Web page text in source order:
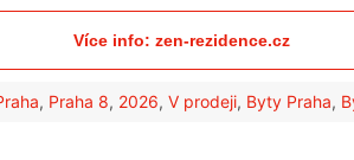
Více info: zen-rezidence.cz
, Praha 8, 2026, V prodeji, Byty Praha,